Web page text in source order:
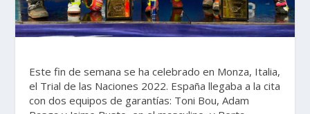
Este fin de semana se ha celebrado en Monza, Italia,
el Trial de las Naciones 2022. España llegaba a la cita
con dos equipos de garantías: Toni Bou, Adam